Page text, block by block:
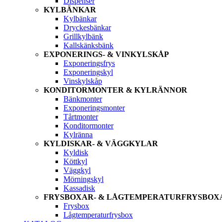
KYLBÄNKAR
Kylbänkar
Dryckesbänkar
Grillkylbänk
Kallskänksbänk
EXPONERINGS- & VINKYLSKÅP
Exponeringsfrys
Exponeringskyl
Vinskylskåp
KONDITORMONTER & KYLRÄNNOR
Bänkmonter
Exponeringsmonter
Tårtmonter
Konditormonter
Kylränna
KYLDISKAR- & VÄGGKYLAR
Kyldisk
Köttkyl
Väggkyl
Mörningskyl
Kassadisk
FRYSBOXAR- &
Frysbox
Lågtemperaturfrysbox